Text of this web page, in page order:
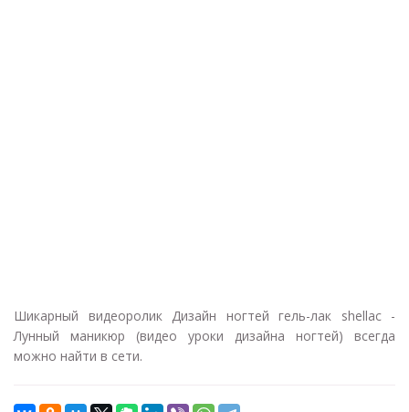
Шикарный видеоролик Дизайн ногтей гель-лак shellac -
Лунный маникюр (видео уроки дизайна ногтей) всегда
можно найти в сети.